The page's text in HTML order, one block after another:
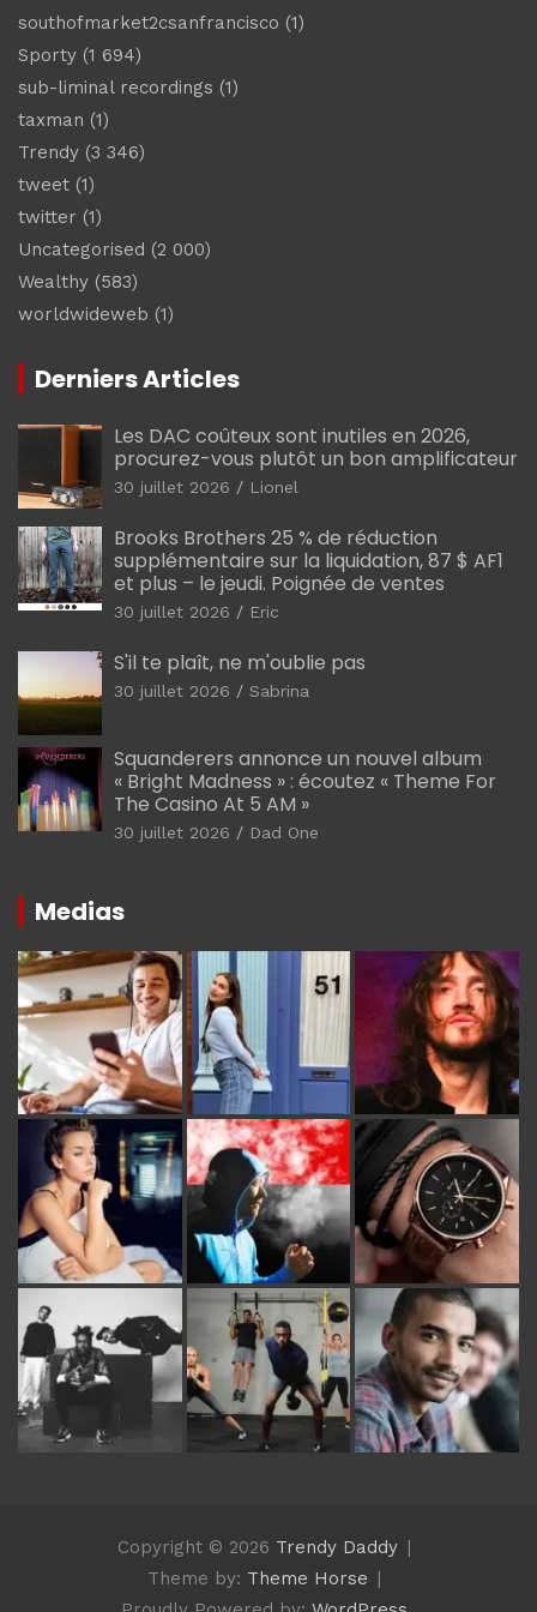
southofmarket2csanfrancisco (1)
Sporty (1 694)
sub-liminal recordings (1)
taxman (1)
Trendy (3 346)
tweet (1)
twitter (1)
Uncategorised (2 000)
Wealthy (583)
worldwideweb (1)
Derniers Articles
Les DAC coûteux sont inutiles en 2026,
procurez-vous plutôt un bon amplificateur
30 juillet 2026 Lionel
Brooks Brothers 25 % de réduction
supplémentaire sur la liquidation, 87 $ AF1
et plus – le jeudi. Poignée de ventes
30 juillet 2026 Eric
S'il te plaît, ne m'oublie pas
30 juillet 2026 Sabrina
Squanderers annonce un nouvel album
« Bright Madness » : écoutez « Theme For
The Casino At 5 AM »
30 juillet 2026 Dad One
Medias
Copyright © 2026 Trendy Daddy
Theme by: Theme Horse